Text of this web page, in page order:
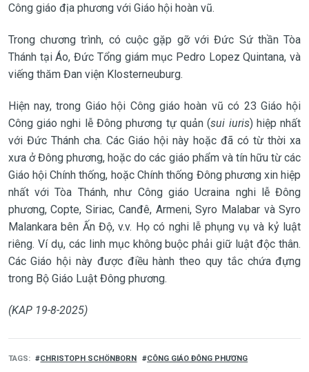
Công giáo địa phương với Giáo hội hoàn vũ.
Trong chương trình, có cuộc gặp gỡ với Đức Sứ thần Tòa
Thánh tại Áo, Đức Tổng giám mục Pedro Lopez Quintana, và
viếng thăm Đan viện Klosterneuburg.
Hiện nay, trong Giáo hội Công giáo hoàn vũ có 23 Giáo hội
Công giáo nghi lễ Đông phương tự quản (sui iuris) hiệp nhất
với Đức Thánh cha. Các Giáo hội này hoặc đã có từ thời xa
xưa ở Đông phương, hoặc do các giáo phẩm và tín hữu từ các
Giáo hội Chính thống, hoặc Chính thống Đông phương xin hiệp
nhất với Tòa Thánh, như Công giáo Ucraina nghi lễ Đông
phương, Copte, Siriac, Canđê, Armeni, Syro Malabar và Syro
Malankara bên Ấn Độ, v.v. Họ có nghi lễ phụng vụ và kỷ luật
riêng. Ví dụ, các linh mục không buộc phải giữ luật độc thân.
Các Giáo hội này được điều hành theo quy tắc chứa đựng
trong Bộ Giáo Luật Đông phương.
(KAP 19-8-2025)
TAGS CHRISTOPH SCHÖNBORN CÔNG GIÁO ĐÔNG PHƯƠNG